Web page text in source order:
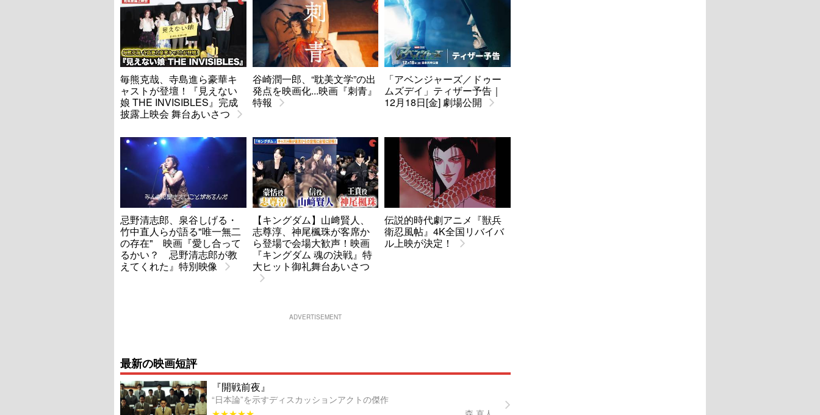
毎熊克哉、寺島進ら豪華キ
ャストが登壇！『見えない
娘 THE INVISIBLES』完成
披露上映会 舞台あいさつ
谷崎潤一郎、“耽美文学”の出
発点を映画化...映画『刺青』
特報
「アベンジャーズ／ドゥー
ムズデイ」ティザー予告｜
12月18日[金] 劇場公開
忌野清志郎、泉谷しげる・
竹中直人らが語る"唯一無二
の存在" 映画『愛し合って
るかい？ 忌野清志郎が教
えてくれた』特別映像
【キングダム】山﨑賢人、
志尊淳、神尾楓珠が客席か
ら登場で会場大歓声！映画
『キングダム 魂の決戦』特
大ヒット御礼舞台あいさつ
伝説的時代劇アニメ『獣兵
衛忍風帖』4K全国リバイバ
ル上映が決定！
ADVERTISEMENT
最新の映画短評
『開戦前夜』
“日本論”を示すディスカッションアクトの傑作